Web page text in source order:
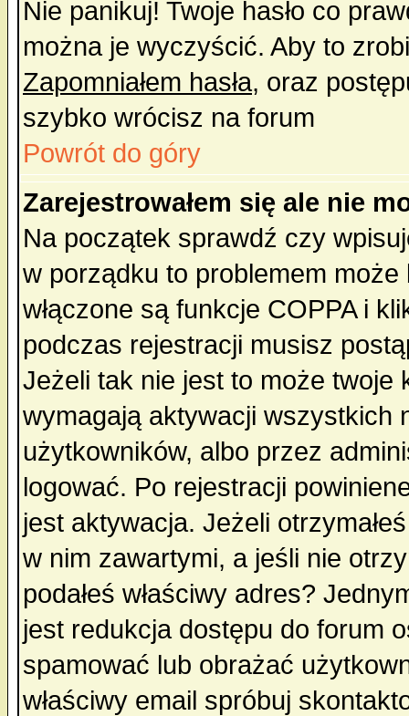
Nie panikuj! Twoje hasło co
można je wyczyścić. Aby to
Zapomniałem hasła, oraz
szybko wrócisz na forum
Powrót do góry
Zarejestrowałem się ale nie
Na początek sprawdź czy
w porządku to problemem
włączone są funkcje COPPA i
podczas rejestracji musisz
Jeżeli tak nie jest to może twoje
wymagają aktywacji wszystkich
użytkowników, albo przez
logować. Po rejestracji
jest aktywacja. Jeżeli
w nim zawartymi, a jeśli nie
podałeś właściwy adres?
jest redukcja dostępu do forum
spamować lub obrażać
właściwy email spróbuj